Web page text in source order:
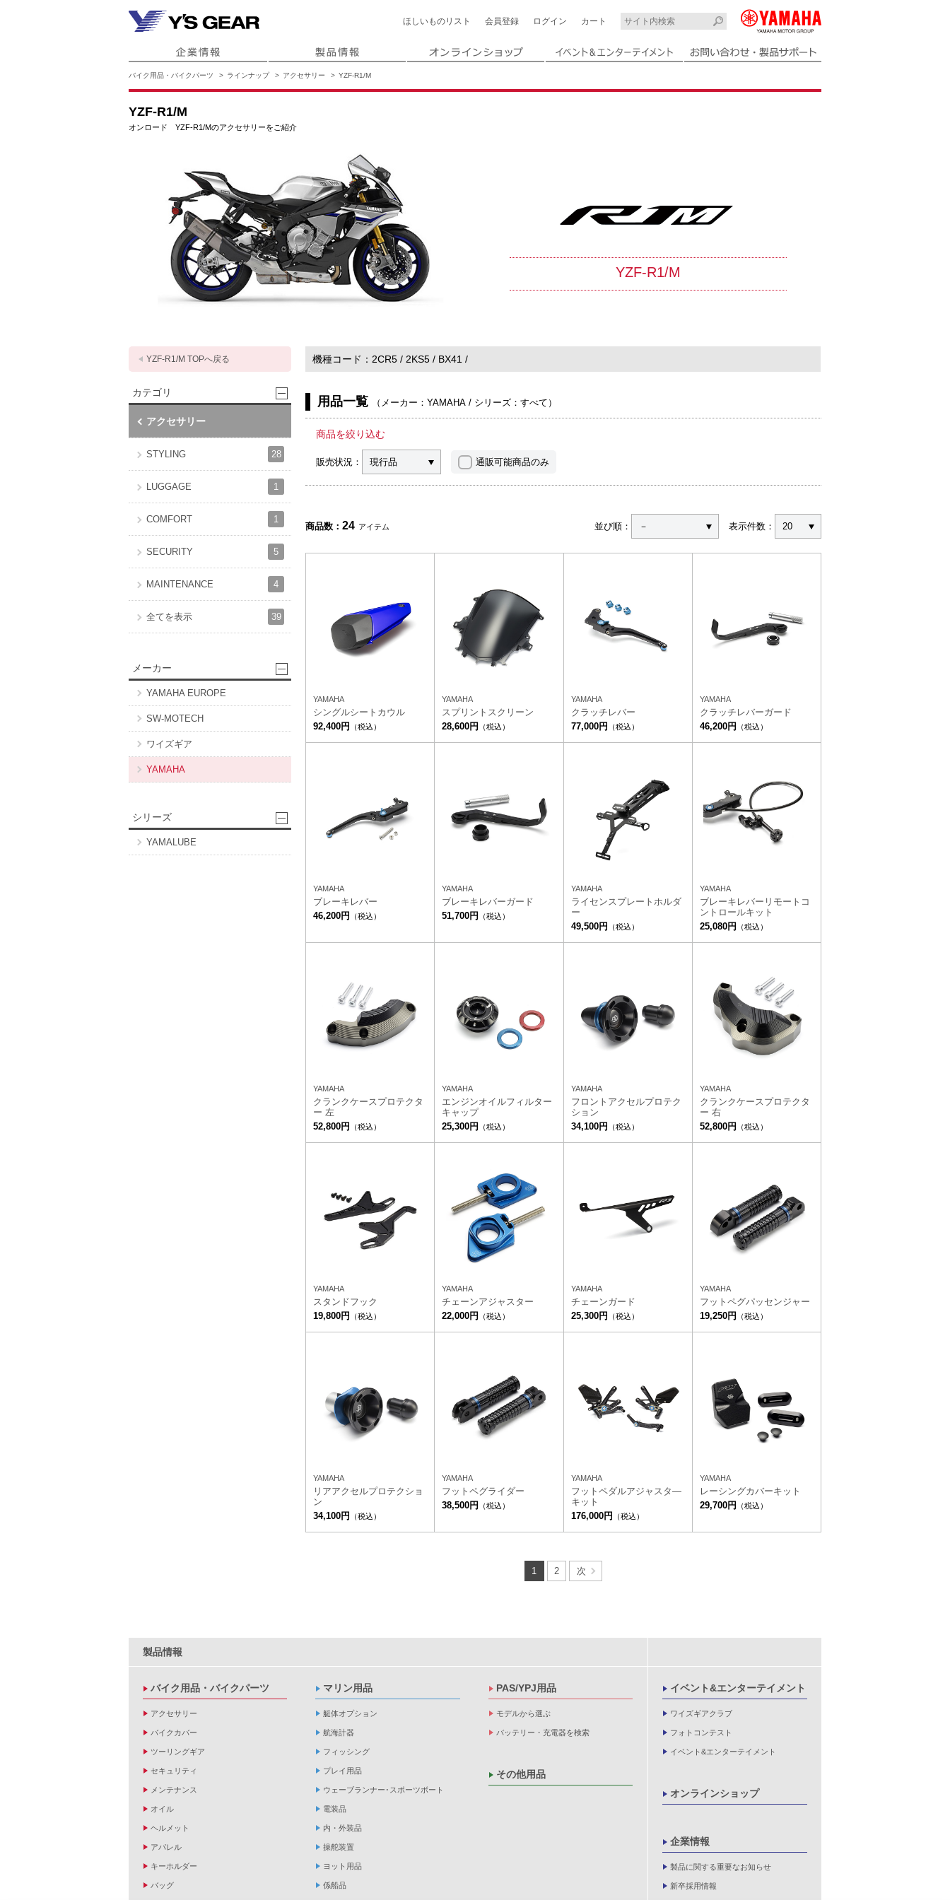
ほしいもの リスト 会員登録 ログイン カート
バイク用品・バイクパーツ ラインナップ アクセサリー YZF-R1/M
YZF-R1/M
オンロード YZF-R1/Mのアクセサリーをご紹介
YZF-R1/M
機種コード 2CR5 2KS5 BX41
用品一覧 （ メーカー：YAMAHA / シリーズ：すべて ）
商品を絞り込む
販売状況： 現行品 通販可能商品のみ
商品数：24 アイテム 並び順： － 表示件数： 20
YAMAHA
シングルシートカウル
92,400円
（税込）
YAMAHA
スプリントスクリーン
28,600円
（税込）
YAMAHA
クラッチレバー
77,000円
（税込）
YAMAHA
クラッチレバーガード
46,200円
（税込）
YAMAHA
ブレーキレバー
46,200円
（税込）
YAMAHA
ブレーキレバーガード
51,700円
（税込）
YAMAHA
ライセンスプレートホルダ
ー
49,500円
（税込）
YAMAHA
ブレーキレバーリモートコ
ントロールキット
25,080円
（税込）
YAMAHA
クランクケースプロテクタ
ー 左
52,800円
（税込）
YAMAHA
エンジンオイルフィルター
キャップ
25,300円
（税込）
YAMAHA
フロントアクセルプロテク
ション
34,100円
（税込）
YAMAHA
クランクケースプロテクタ
ー 右
52,800円
（税込）
YAMAHA
スタンドフック
19,800円
（税込）
YAMAHA
チェーンアジャスター
22,000円
（税込）
YAMAHA
チェーンガード
25,300円
（税込）
YAMAHA
フットペグパッセンジャー
19,250円
（税込）
YAMAHA
リアアクセルプロテクショ
ン
34,100円
（税込）
YAMAHA
フットペグライダー
38,500円
（税込）
YAMAHA
フットペダルアジャスタ―
キット
176,000円
（税込）
YAMAHA
レーシングカバーキット
29,700円
（税込）
1 2 次
YZF-R1/M TOPへ戻る
カテゴリ
アクセサリー
STYLING 28
LUGGAGE 1
COMFORT 1
SECURITY 5
MAINTENANCE 4
全てを表示 39
メーカー
YAMAHA EUROPE
SW-MOTECH
ワイズギア
YAMAHA
シリーズ
YAMALUBE
製品情報
バイク用品・バイクパーツ
アクセサリー
バイクカバー
ツーリングギア
セキュリティ
メンテナンス
オイル
ヘルメット
アパレル
キーホルダー
バッグ
マリン用品
艇体オプション
航海計器
フィッシング
プレイ用品
ウェーブランナー･スポーツボート
電装品
内・外装品
操舵装置
ヨット用品
係船品
PAS/YPJ用品
モデルから選ぶ
バッテリー・充電器を検索
その他用品
イベント&エンターテイメント
ワイズギアクラブ
フォトコンテスト
イベント&エンターテイメント
オンラインショップ
企業情報
製品に関する重要なお知らせ
新卒採用情報